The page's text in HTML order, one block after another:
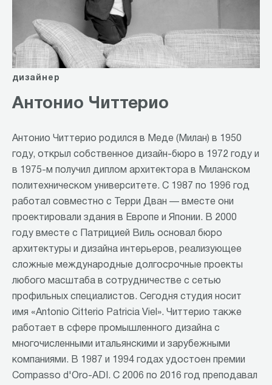
дизайнер
Антонио Читтерио
Антонио Читтерио родился в Меде (Милан) в 1950
году, открыл собственное дизайн-бюро в 1972 году и
в 1975-м получил диплом архитектора в Миланском
политехническом университете. С 1987 по 1996 год
работал совместно с Терри Дван — вместе они
проектировали здания в Европе и Японии. В 2000
году вместе с Патрицией Виль основал бюро
архитектуры и дизайна интерьеров, реализующее
сложные международные долгосрочные проекты
любого масштаба в сотрудничестве с сетью
профильных специалистов. Сегодня студия носит
имя «Antonio Citterio Patricia Viel». Читтерио также
работает в сфере промышленного дизайна с
многочисленными итальянскими и зарубежными
компаниями. В 1987 и 1994 годах удостоен премии
Compasso d'Oro-ADI. С 2006 по 2016 год преподавал